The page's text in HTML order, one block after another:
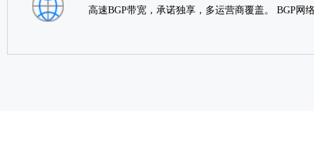
高速BGP带宽，承诺独享，多运营商覆盖。 BGP